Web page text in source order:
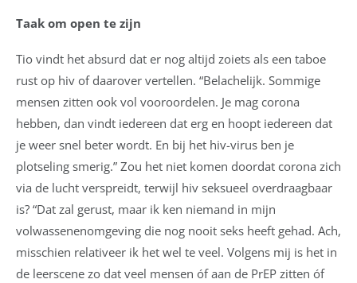
Taak om open te zijn
Tio vindt het absurd dat er nog altijd zoiets als een taboe
rust op hiv of daarover vertellen. “Belachelijk. Sommige
mensen zitten ook vol vooroordelen. Je mag corona
hebben, dan vindt iedereen dat erg en hoopt iedereen dat
je weer snel beter wordt. En bij het hiv-virus ben je
plotseling smerig.” Zou het niet komen doordat corona zich
via de lucht verspreidt, terwijl hiv seksueel overdraagbaar
is? “Dat zal gerust, maar ik ken niemand in mijn
volwassenenomgeving die nog nooit seks heeft gehad. Ach,
misschien relativeer ik het wel te veel. Volgens mij is het in
de leerscene zo dat veel mensen óf aan de PrEP zitten óf